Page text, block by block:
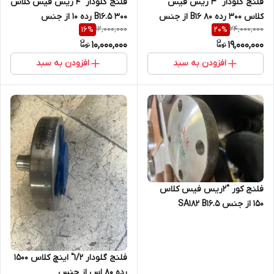
کلاس 300 رده 80 B16 از جنس
NACE SA182/F 316 316L
24,000,000
20%
19,000,000
افزودن به سبد
فلنج گلودار "4 ریس فیس کلاس
300 5.B16 رده 10 از جنس
SA/A182 F316 316L
12,000,000
16%
10,000,000
افزودن به سبد
فلنج کور "2ریس فیس کلاس
150 از جنس SA182 B16.5
فلنج گلودار 1/2" اینچ کلاس 1500